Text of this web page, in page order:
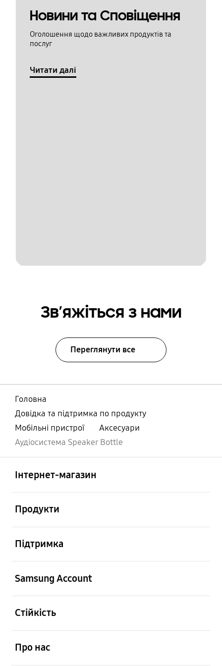
Новини та Сповіщення
Оголошення щодо важливих продуктів та
послуг
Читати далі
Зв’яжіться з нами
Переглянути все
Головна
Довідка та підтримка по продукту
Мобільні пристрої
Аксесуари
Аудіосистема Speaker Bottle
Інтернет-магазин
Продукти
Підтримка
Samsung Account
Стійкість
Про нас